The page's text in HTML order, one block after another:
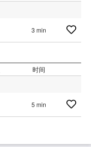
3 min
时间
5 min